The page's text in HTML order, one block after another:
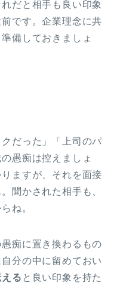
だと相手も良い印象
です。企業理念に共
備しておきましょ
だった」「上司のパ
愚痴は控えましょ
ますが、それを面接
聞かされた相手も、
ね。
痴に置き換わるもの
分の中に留めておい
る と良い印象を持た